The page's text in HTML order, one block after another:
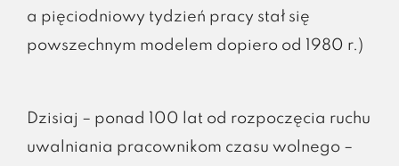
a pięciodniowy tydzień pracy stał się
powszechnym modelem dopiero od 1980 r.)
Dzisiaj – ponad 100 lat od rozpoczęcia ruchu
uwalniania pracownikom czasu wolnego –